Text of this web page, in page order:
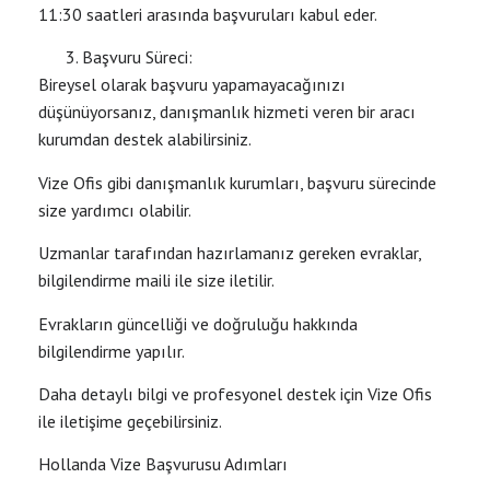
11:30 saatleri arasında başvuruları kabul eder.
Başvuru Süreci:
Bireysel olarak başvuru yapamayacağınızı
düşünüyorsanız, danışmanlık hizmeti veren bir aracı
kurumdan destek alabilirsiniz.
Vize Ofis gibi danışmanlık kurumları, başvuru sürecinde
size yardımcı olabilir.
Uzmanlar tarafından hazırlamanız gereken evraklar,
bilgilendirme maili ile size iletilir.
Evrakların güncelliği ve doğruluğu hakkında
bilgilendirme yapılır.
Daha detaylı bilgi ve profesyonel destek için Vize Ofis
ile iletişime geçebilirsiniz.
Hollanda Vize Başvurusu Adımları